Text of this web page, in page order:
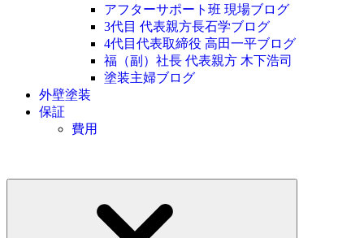
アフターサポート班 現場ブログ
3代目 代表親方長石学ブログ
4代目代表取締役 高田一平ブログ
福（副）社長 代表親方 木下浩司
塗装主婦ブログ
外壁塗装
保証
費用